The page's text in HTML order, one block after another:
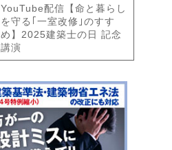
YouTube配信【命と暮らし
を守る｢一室改修｣のすす
め】2025建築士の日 記念
講演